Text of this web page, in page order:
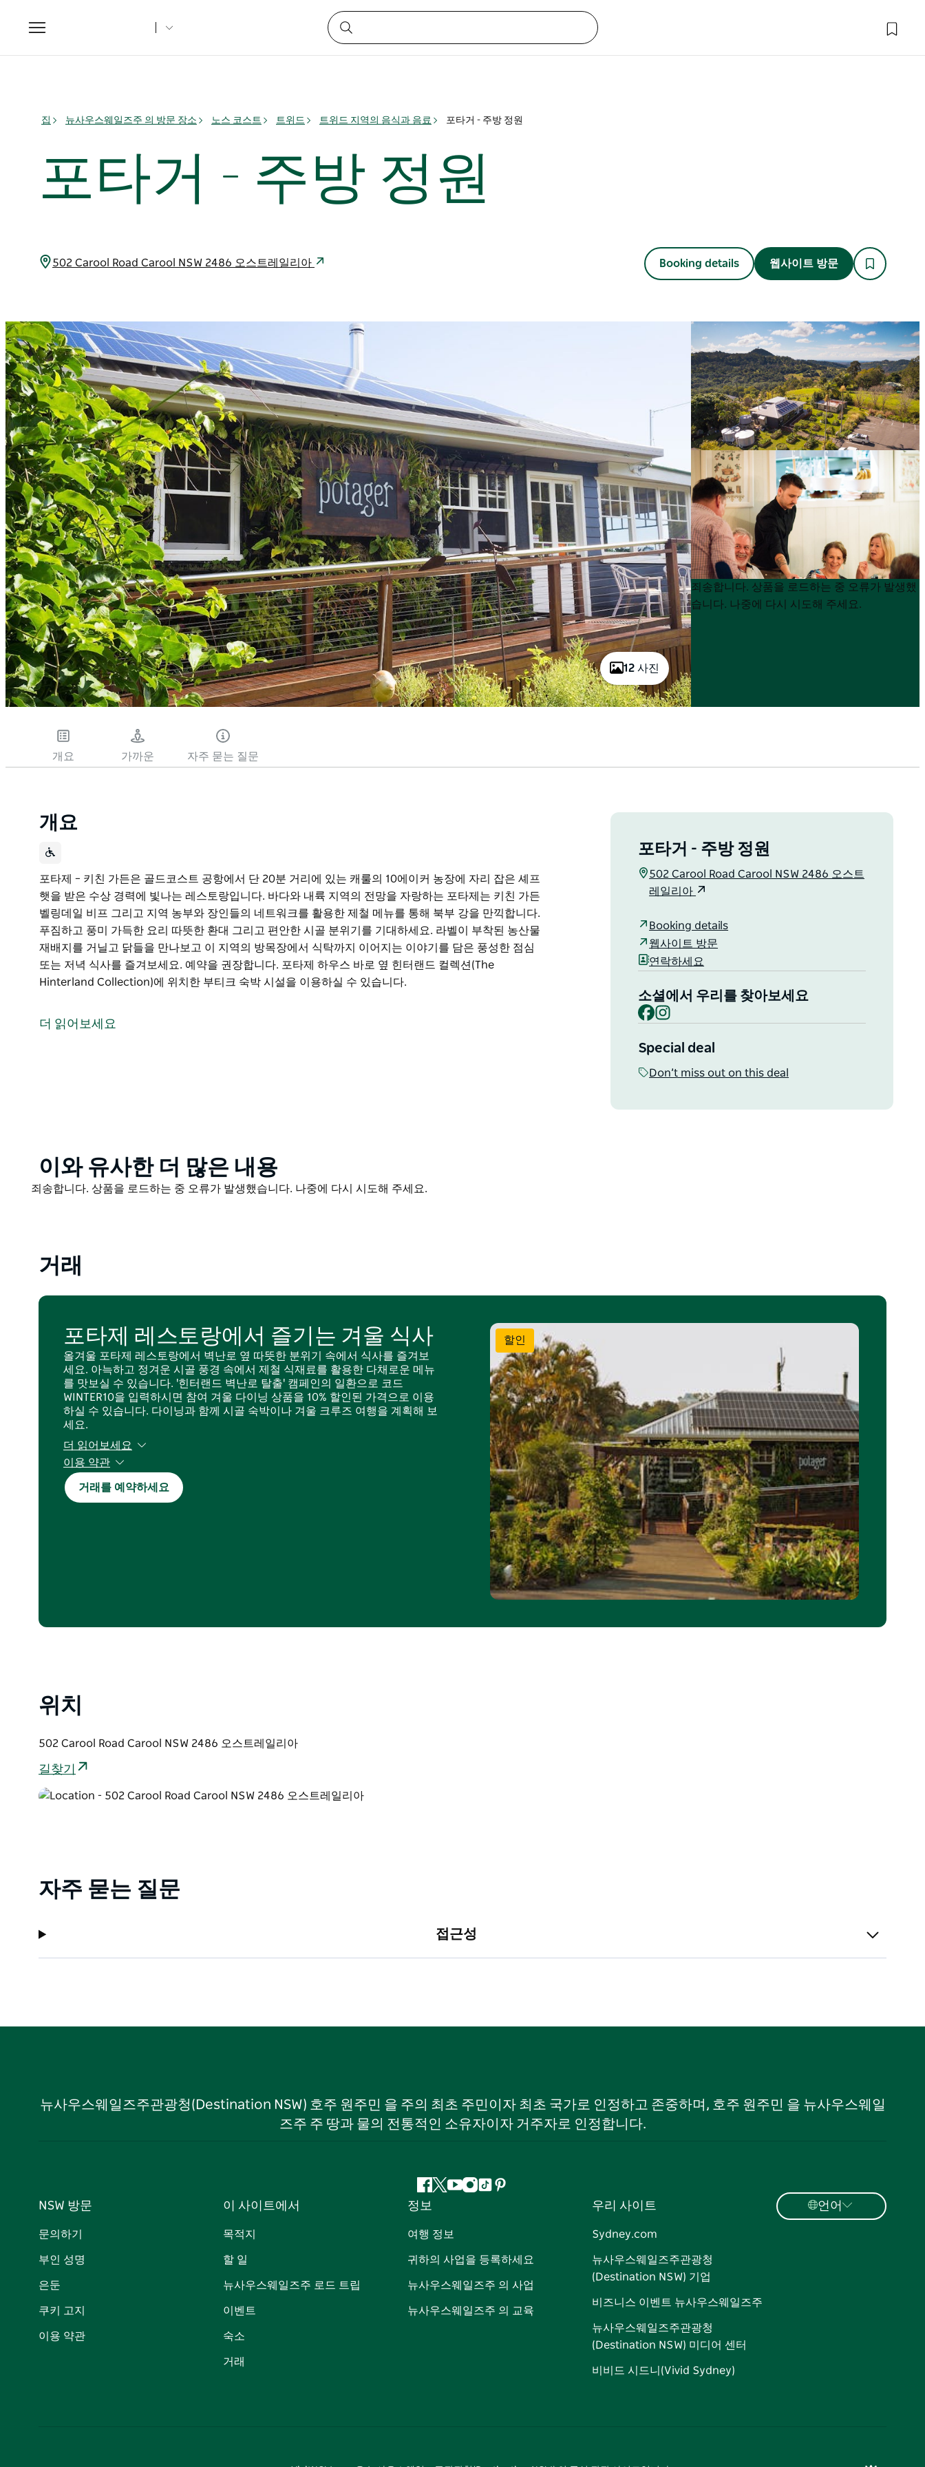
Toggle
navigation
집 뉴사우스웨일즈주 의 방문 장소 노스 코스트 트위드 트위드 지역의 음식과 음료 포타거 - 주방 정원
포타거 - 주방 정원
502 Carool Road Carool NSW 2486 오스트레일리아 Booking details 웹사이트 방문
12 사진
Product
List
Product
List
죄송합니다. 상품을 로드하는 중 오류가 발생했
습니다. 나중에 다시 시도해 주세요.
개요 가까운 자주 묻는 질문
개요
포타제 – 키친 가든은 골드코스트 공항에서 단 20분 거리에 있는 캐룰의 10에이커 농장에 자리 잡은 셰프
햇을 받은 수상 경력에 빛나는 레스토랑입니다. 바다와 내륙 지역의 전망을 자랑하는 포타제는 키친 가든
벨링데일 비프 그리고 지역 농부와 장인들의 네트워크를 활용한 제철 메뉴를 통해 북부 강을 만끽합니다.
푸짐하고 풍미 가득한 요리 따뜻한 환대 그리고 편안한 시골 분위기를 기대하세요. 라벨이 부착된 농산물
재배지를 거닐고 닭들을 만나보고 이 지역의 방목장에서 식탁까지 이어지는 이야기를 담은 풍성한 점심
또는 저녁 식사를 즐겨보세요. 예약을 권장합니다. 포타제 하우스 바로 옆 힌터랜드 컬렉션(The
Hinterland Collection)에 위치한 부티크 숙박 시설을 이용하실 수 있습니다.
햇을 받은 수상 경력에 빛나는 레스토랑입니다. 바다와 내륙 지역의 전망을 자랑하는 포타제는 키친 가든
더 읽어보세요
포타거 - 주방 정원
502 Carool Road Carool NSW 2486 오스트
레일리아
Booking details
웹사이트 방문
연락하세요
소셜에서 우리를 찾아보세요
Facebook
Special deal
Don’t miss out on this deal
Product
List
이와 유사한 더 많은 내용
Product
죄송합니다. 상품을 로드하는 중 오류가 발생했습니다. 나중에 다시 시도해 주세요.
거래
할인
포타제 레스토랑에서 즐기는 겨울 식사
올겨울 포타제 레스토랑에서 벽난로 옆 따뜻한 분위기 속에서 식사를 즐겨보
세요. 아늑하고 정겨운 시골 풍경 속에서 제철 식재료를 활용한 다채로운 메뉴
를 맛보실 수 있습니다. '힌터랜드 벽난로 탈출' 캠페인의 일환으로 코드
WINTER10을 입력하시면 참여 겨울 다이닝 상품을 10% 할인된 가격으로 이용
하실 수 있습니다. 다이닝과 함께 시골 숙박이나 겨울 크루즈 여행을 계획해 보
세요.
더 읽어보세요
이용 약관
2026년 6월 1일부터 8월 31일 사이에 신규 예약에 한해 유효합니다. 예약 상
황에 따라 변동될 수 있습니다. 예약 시 코드 WINTER10을 입력하세요. 본 혜택
은 참여 레스토랑 예약에만 적용됩니다. 일반 예약 및 취소 정책이 적용됩니다.
거래를 예약하세요
위치
502 Carool Road Carool NSW 2486 오스트레일리아
길찾기
자주 묻는 질문
접근성
뉴사우스웨일즈주관광청(Destination NSW) 호주 원주민 을 주의 최초 주민이자 최초 국가로 인정하고 존중하며, 호주 원주민 을 뉴사우스웨일
즈주 주 땅과 물의 전통적인 소유자이자 거주자로 인정합니다.
페
이
지 유 인
램
틱
핀
트
NSW 방문
문의하기
부인 성명
은둔
쿠키 고지
이용 약관
이 사이트에서
목적지
할 일
뉴사우스웨일즈주 로드 트립
이벤트
숙소
거래
정보
여행 정보
귀하의 사업을 등록하세요
뉴사우스웨일즈주 의 사업
뉴사우스웨일즈주 의 교육
우리 사이트
Sydney.com
뉴사우스웨일즈주관광청
(Destination NSW) 기업
비즈니스 이벤트 뉴사우스웨일즈주
뉴사우스웨일즈주관광청
(Destination NSW) 미디어 센터
비비드 시드니(Vivid Sydney)
언어